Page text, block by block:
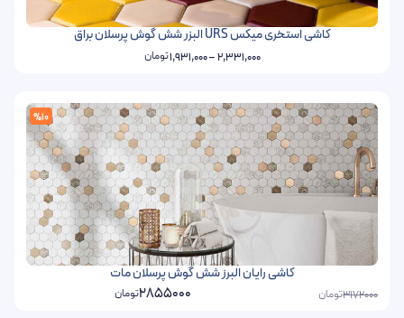
کاشی استخری میکس URS البزر شش گوش پرسلان براق
2,331,000
–
1,931,000تومان
%10
کاشی رایان البرز شش گوش پرسلان مات
3172000تومان 2855000تومان